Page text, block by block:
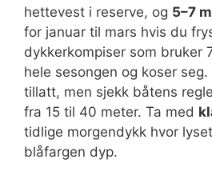
hettevest i reserve, og 5–7
for januar til mars hvis du
dykkerkompiser som bruker
hele sesongen og koser seg.
tillatt, men sjekk båtens
fra 15 til 40 meter. Ta med
tidlige morgendykk hvor
blåfargen dyp.